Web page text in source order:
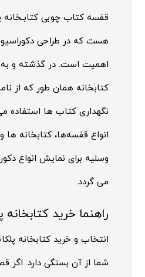
قفسه کتاب چوبی
هست که در طراحی
اهمیت است. در گذشته و
کتابخانه همان طور که از
نگهداری کتاب ها استفاده می
انواع قفسه‌ها، کتابخانه
وسلیه برای نمایش انواع
می گردد.
راهنما خرید کتابخانه
انتخاب و خرید کتابخانه
شما از آن بستگی دارد. اگر